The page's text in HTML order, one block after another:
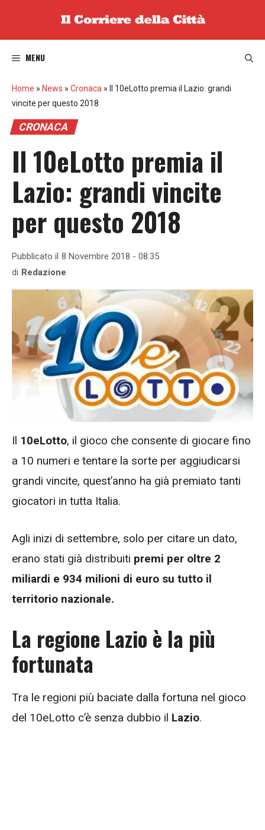
MENU
Home » News » Cronaca »
Il 10eLotto premia il Lazio: grandi
vincite per questo 2018
CRONACA
Il 10eLotto premia il
Lazio: grandi vincite
per questo 2018
Pubblicato il 8 Novembre 2018 - 08:35
di Redazione
Il 10eLotto, il gioco che consente di giocare fino
a 10 numeri e tentare la sorte per aggiudicarsi
grandi vincite, quest’anno ha già premiato tanti
giocatori in tutta Italia.
Agli inizi di settembre, solo per citare un dato,
erano stati già distribuiti premi per oltre 2
miliardi e 934 milioni di euro su tutto il
territorio nazionale.
La regione Lazio è la più
fortunata
Tra le regioni più baciate dalla fortuna nel gioco
del 10eLotto c’è senza dubbio il Lazio.